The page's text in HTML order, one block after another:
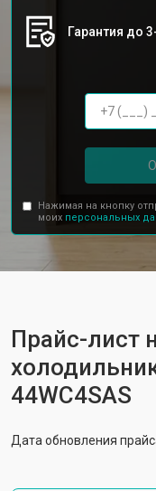
Гарантия до
Нажимая на кнопку
моих персональных
Прайс-лист
44WC4SAS
Дата обновления